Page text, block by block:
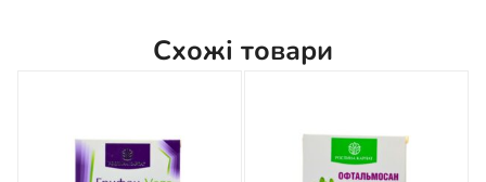
Схожі товари